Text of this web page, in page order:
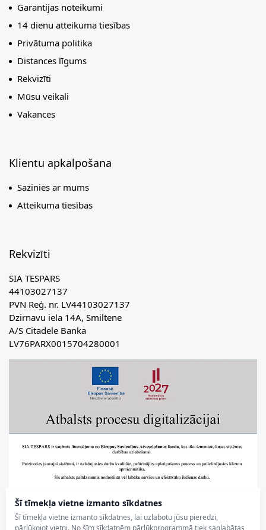
Šī tīmekļa vietne izmanto sīkdatnes
Šī tīmekļa vietne izmanto sīkdatnes, lai uzlabotu jūsu pieredzi,
pārlūkojot vietni. No šīm sīkdatnēm pārlūkprogrammā tiek saglabātas
Garantijas noteikumi
14 dienu atteikuma tiesības
Privātuma politika
Distances līgums
Rekvizīti
Mūsu veikali
Vakances
Klientu apkalpošana
Sazinies ar mums
Atteikuma tiesības
Rekvizīti
SIA TESPARS
44103027137
PVN Reģ. nr. LV44103027137
Dzirnavu iela 14A, Smiltene
A/S Citadele Banka
LV76PARX0015704280001